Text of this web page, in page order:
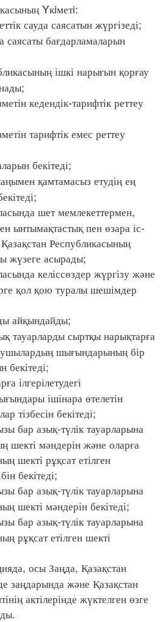
Yкiметi:
сауда саясатын жүргізеді;
бағдарламаларын
ішкі нарығын қорғау
кедендік-тарифтік реттеу
тарифтік емес реттеу
бекітеді;
қамтамасыз етудің ең
шет мемлекеттермен,
ынтымақтастық пен өзара іс-
Республикасының
жүзеге асырады;
келіссөздер жүргізу және
қол қою туралы шешімдер
айқындайды;
сыртқы нарықтарға
шығындарының бір
бекітеді;
ілгерілетудегі
ішінара өтелетін
тізбесін бекітеді;
бар азық-түлік тауарларына
шекті мәндерін және оларға
шекті рұқсат етілген
бекітеді;
бар азық-түлік тауарларына
шекті мәндерін бекітеді;
бар азық-түлік тауарларына
рұқсат етілген шекті
осы Заңда, Қазақстан
заңдарында және Қазақстан
актілерінде жүктелген өзге